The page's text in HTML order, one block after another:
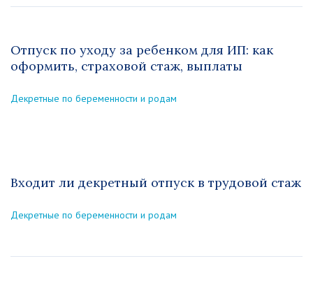
Отпуск по уходу за ребенком для ИП: как
оформить, страховой стаж, выплаты
Декретные по беременности и родам
Входит ли декретный отпуск в трудовой стаж
Декретные по беременности и родам